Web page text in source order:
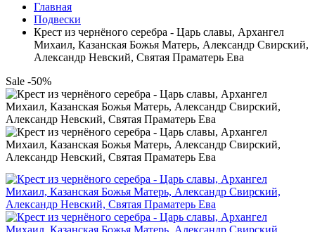
Главная
Подвески
Крест из чернёного серебра - Царь славы, Архангел
Михаил, Казанская Божья Матерь, Александр Свирский,
Александр Невский, Святая Праматерь Ева
Sale -50%